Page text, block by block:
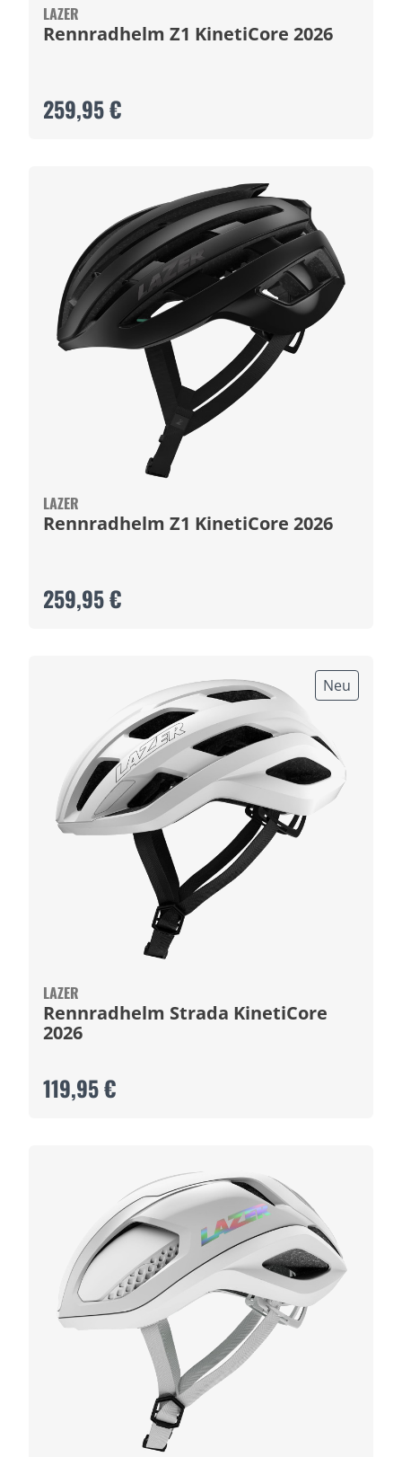
LAZER
Rennradhelm Z1 KinetiCore 2026
259,95 €
LAZER
Rennradhelm Z1 KinetiCore 2026
259,95 €
Neu
LAZER
Rennradhelm Strada KinetiCore
2026
119,95 €